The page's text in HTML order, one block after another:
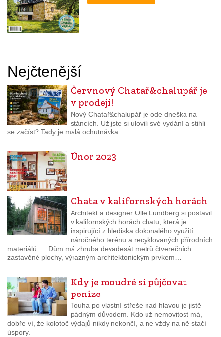
Nejčtenější
Červnový Chatař&chalupář je
v prodeji!
Nový Chatař&chalupář je ode dneška na
stáncích. Už jste si ulovili své vydání a stihli
se začíst? Tady je malá ochutnávka:
Únor 2023
Chata v kalifornských horách
Architekt a designér Olle Lundberg si postavil
v kalifornských horách chatu, která je
inspirující z hlediska dokonalého využití
náročného terénu a recyklovaných přírodních
materiálů. Dům má zhruba devadesát metrů čtverečních
zastavěné plochy, výrazným architektonickým prvkem…
Kdy je moudré si půjčovat
peníze
Touha po vlastní střeše nad hlavou je jistě
pádným důvodem. Kdo už nemovitost má,
dobře ví, že kolotoč výdajů nikdy nekončí, a ne vždy na ně stačí
úspory.